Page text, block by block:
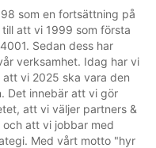
som en fortsättning på
att vi 1999 som första
Sedan dess har
verksamhet. Idag har vi
vi 2025 ska vara den
Det innebär att vi gör
att vi väljer partners &
att vi jobbar med
Med vårt motto "hyr